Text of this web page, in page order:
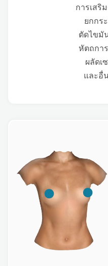
การเสริ
ยกกร
ตัดไขมั
หัตถกา
ผลัดเ
และอื่